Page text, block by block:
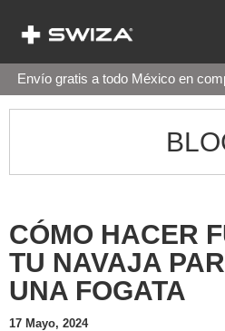
Envío gratis a todo México en
CÓMO HACER
TU NAVAJA
UNA FOGATA
17 Mayo, 2024